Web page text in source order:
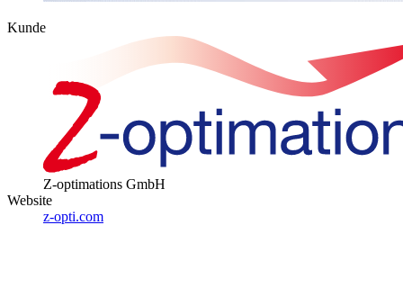
Kunde
Z-optimations GmbH
Website
z-opti.com